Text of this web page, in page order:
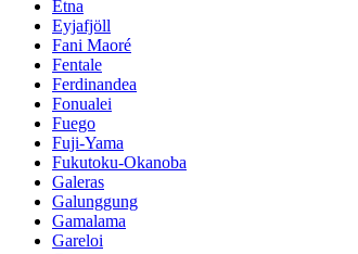
Etna
Eyjafjöll
Fani Maoré
Fentale
Ferdinandea
Fonualei
Fuego
Fuji-Yama
Fukutoku-Okanoba
Galeras
Galunggung
Gamalama
Gareloi